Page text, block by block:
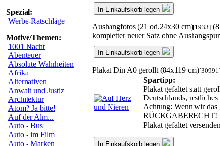
Spezial:
Werbe-Ratschläge
Motive/Themen:
1001 Nacht
Abenteuer
Absolute Wahrheiten
Afrika
Alternativen
Anwalt und Justiz
Architektur
Atom? Ja bitte!
Auf der Alm...
Auto - Bus
Auto - im Film
Auto - Marken
In Einkaufskorb legen
Aushangfotos (21 od.24x30 cm)[1933]
kompletter neuer Satz ohne
In Einkaufskorb legen
Plakat Din A0 gerollt (84x119 cm)[30991]
Spartipp:
Plakat gefaltet statt
Deutschlands,
Achtung: Wenn wir das
RÜCKGABERECHT!
Plakat gefaltet
In Einkaufskorb legen